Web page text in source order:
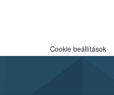
és ökológiai termesztésben is
Cookie beállítások